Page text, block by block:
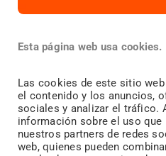
¿Vendes?
¿Alquilas?
Blog inmobiliario
Esta página web usa cookies.
Las cookies de este sitio
el contenido y los anuncios,
sociales y analizar el tráfico.
información sobre el uso
nuestros partners de redes
web, quienes pueden